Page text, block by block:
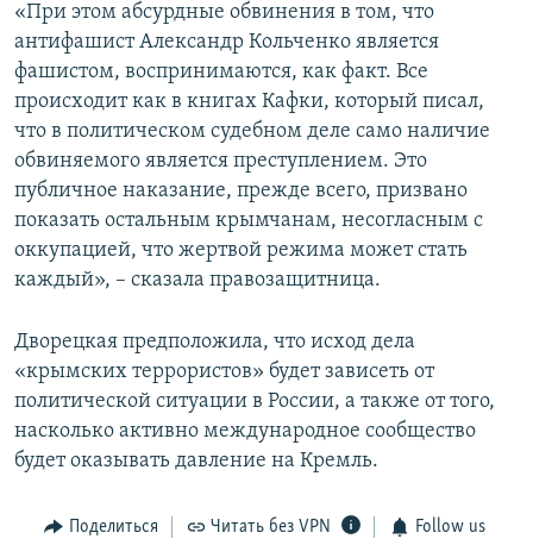
«При этом абсурдные обвинения в том, что
антифашист Александр Кольченко является
фашистом, воспринимаются, как факт. Все
происходит как в книгах Кафки, который писал,
что в политическом судебном деле само наличие
обвиняемого является преступлением. Это
публичное наказание, прежде всего, призвано
показать остальным крымчанам, несогласным с
оккупацией, что жертвой режима может стать
каждый», – сказала правозащитница.
Дворецкая предположила, что исход дела
«крымских террористов» будет зависеть от
политической ситуации в России, а также от того,
насколько активно международное сообщество
будет оказывать давление на Кремль.
Поделиться Читать без VPN Follow us